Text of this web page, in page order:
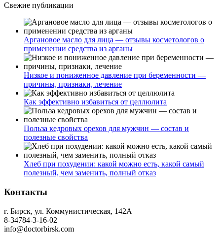
Свежие публикации
Аргановое масло для лица — отзывы косметологов о
применении средства из арганы
Низкое и пониженное давление при беременности —
причины, признаки, лечение
Как эффективно избавиться от целлюлита
Польза кедровых орехов для мужчин — состав и
полезные свойства
Хлеб при похудении: какой можно есть, какой самый
полезный, чем заменить, полный отказ
Контакты
г. Бирск, ул. Коммунистическая, 142А
8-34784-3-16-02
info@doctorbirsk.com